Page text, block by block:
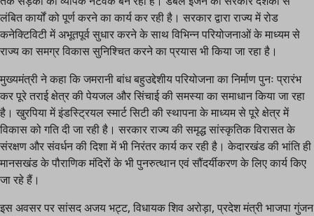
लंबित कार्यों को पूर्ण करने का कार्य कर रही है। सरकार द्वारा राज्य में रोड
कनेक्टिविटी में अभूतपूर्व सुधार करने के साथ विभिन्न परियोजनाओं के माध्यम से
राज्य का समग्र विकास सुनिश्चित करने का प्रयास भी किया जा रहा है।
मुख्यमंत्री ने कहा कि जमरानी बांध बहुउद्देशीय परियोजना का निर्माण पुनः प्रारंभ
कर पूरे तराई क्षेत्र की पेयजल और सिंचाई की समस्या का समाधान किया जा रहा
है। खुरपिया में इंडस्ट्रियल स्मार्ट सिटी की स्थापना के माध्यम से पूरे क्षेत्र में
विकास को गति दी जा रही है। सरकार राज्य की समृद्ध सांस्कृतिक विरासत के
संरक्षण और संवर्धन की दिशा में भी निरंतर कार्य कर रही है। केदारखंड की भांति ही
मानसखंड के पौराणिक मंदिरों के भी पुनरुत्थान एवं सौंदर्यीकरण के लिए कार्य किए
जा रहे हैं।
इस अवसर पर सांसद अजय भट्ट, विधायक शिव अरोड़ा, प्रदेश मंत्री भाजपा गुंजन